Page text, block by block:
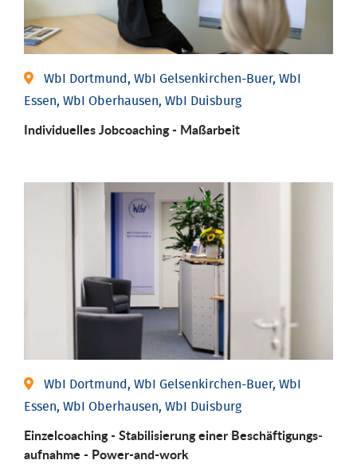
WbI Dortmund, WbI Gelsenkirchen-Buer, WbI
Essen, WbI Oberhausen, WbI Duisburg
Individu­elles Job­coaching - Maßarbeit
WbI Dortmund, WbI Gelsenkirchen-Buer, WbI
Essen, WbI Oberhausen, WbI Duisburg
Einzel­coaching - Stabili­sierung einer Be­schäftigungs­
aufnahme - Power-and-work